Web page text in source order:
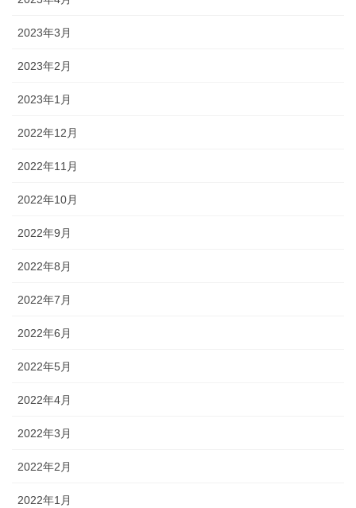
2023年3月
2023年2月
2023年1月
2022年12月
2022年11月
2022年10月
2022年9月
2022年8月
2022年7月
2022年6月
2022年5月
2022年4月
2022年3月
2022年2月
2022年1月